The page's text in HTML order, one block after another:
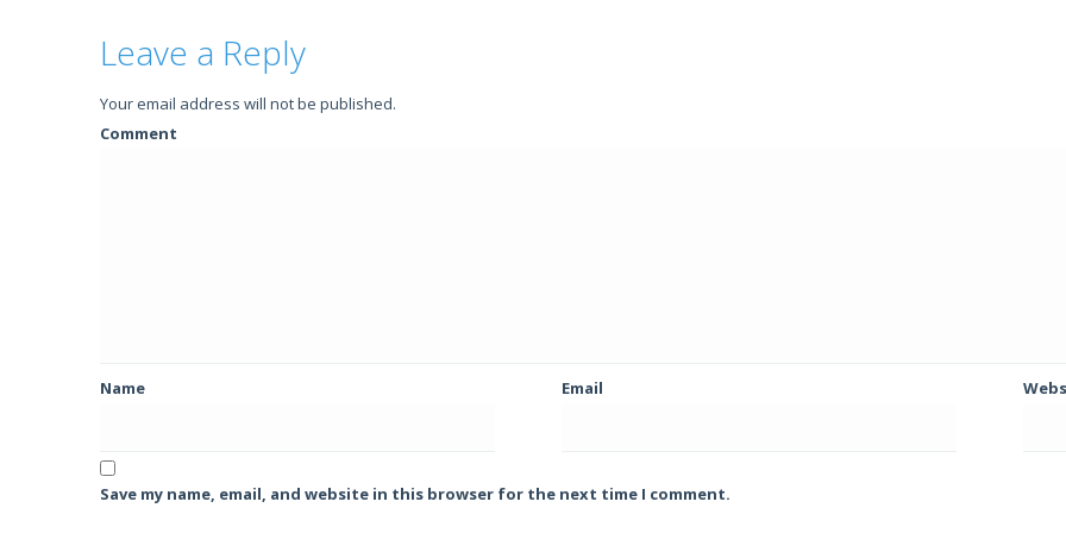
Leave a Reply
Your email address will not be published.
Comment
Name Email
Save my name, email, and website in this browser for the next time I comment.